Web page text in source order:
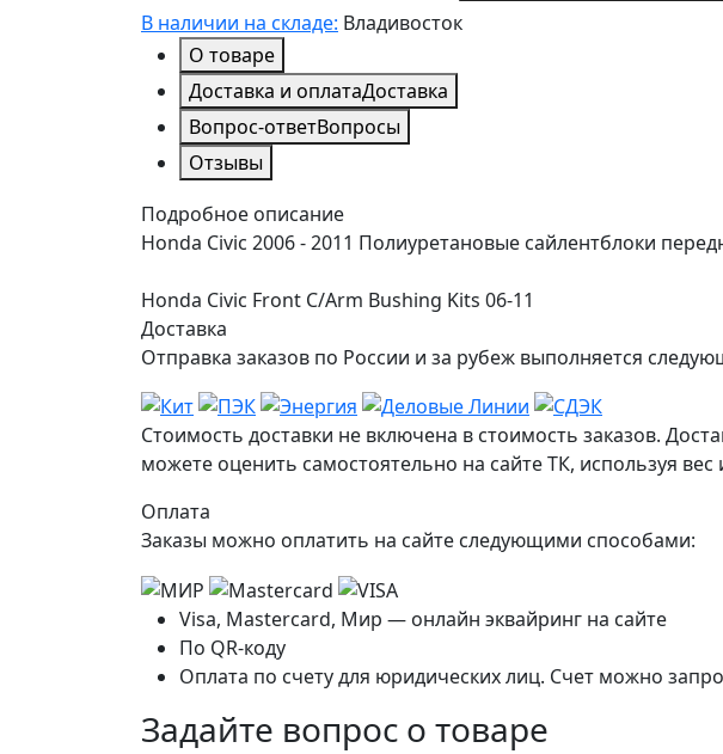
В наличии на складе: Владивосток
О товаре
Доставка и оплатаДоставка
Вопрос-ответВопросы
Отзывы
Подробное описание
Honda Civic 2006 - 2011 Полиуретановые сайлентблоки
Honda Civic Front C/Arm Bushing Kits 06-11
Доставка
Отправка заказов по России и за рубеж выполняется
Стоимость доставки не включена в стоимость заказов.
можете оценить самостоятельно на сайте ТК, используя вес
Оплата
Заказы можно оплатить на сайте следующими способами:
Visa, Mastercard, Мир — онлайн эквайринг на сайте
По QR-коду
Оплата по счету для юридических лиц. Счет можно
Задайте вопрос о товаре